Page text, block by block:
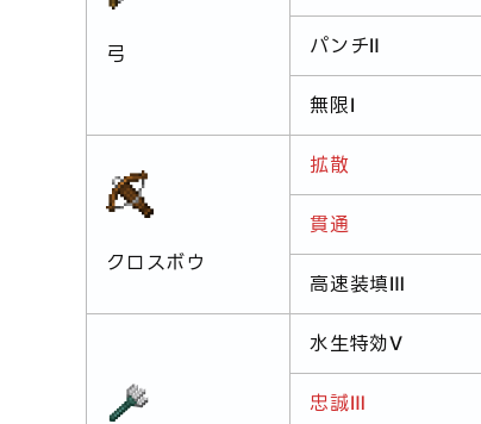
弓 パンチⅡ
無限Ⅰ
クロスボウ
拡散
貫通
高速装填Ⅲ
水生特効Ⅴ
忠誠Ⅲ